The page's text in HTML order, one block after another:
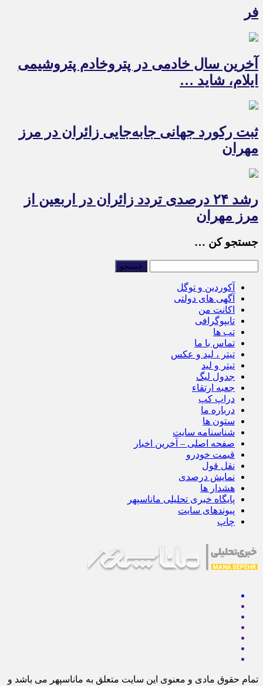
فر
آخرین سال خادمی در پتروخادم پتروشیمی
ایلام، شاید …
ثبت رکورد جهانی جابه‌جایی زائران در مرز
مهران
رشد ۲۴ درصدی تردد زائران در اربعین از
مرز مهران
جستجو کن …
آکوردین و توگل
آگهی های دولتی
اکانت من
تایپوگرافی
تب ها
تماس با ما
تیتر ، لید و عکس
تیتر و لید
جدول لیگ
جعبه ارتقاء
دراپ کپ
درباره ما
ستون ها
شناسنامه سایت
صفحه اصلی – آخرین اخبار
قیمت خودرو
نقل قول
نمایش درصدی
هشدار ها
پایگاه خبری تحلیلی ماناسپهر
پیوندهای سایت
چاپ
تمام حقوق مادی و معنوی این سایت متعلق به ماناسپهر می باشد و